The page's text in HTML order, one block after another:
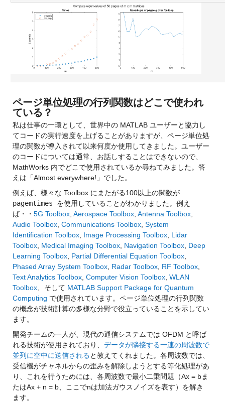
ページ単位処理の行列関数はどこで使われ
ている？
私は仕事の一環として、世界中の MATLAB ユーザーと協力し
てコードの実行速度を上げることがありますが、ページ単位処
理の関数が導入されて以来何度か使用してきました。ユーザー
のコードについては通常、お話しすることはできないので、
MathWorks 内でどこで使用されているか尋ねてみました。答
えは「Almost everywhere!」でした。
例えば、様々な Toolbox にまたがる100以上の関数が
pagemtimes を使用していることがわかりました。例え
ば・・ 5G Toolbox, Aerospace Toolbox, Antenna Toolbox
Audio Toolbox, Communications Toolbox, System
Identification Toolbox, Image Processing Toolbox, Lidar
Toolbox, Medical Imaging Toolbox, Navigation Toolbox, Deep
Learning Toolbox, Partial Differential Equation Toolbox
Phased Array System Toolbox, Radar Toolbox, RF Toolbox
Text Analytics Toolbox, Computer Vision Toolbox, WLAN
Toolbox、そして MATLAB Support Package for Quantum
Computing で使用されています。ページ単位処理の行列関数
の概念が技術計算の多様な分野で役立っていることを示してい
ます。
開発チームの一人が、現代の通信システムでは OFDM と呼ば
れる技術が使用されており、 データが隣接する一連の周波数で
並列に空中に送信されると教えてくれました。各周波数では、
受信機がチャネルからの歪みを解除しようとする等化処理があ
り、これを行うためには、各周波数で最小二乗問題（Ax = bま
たはAx + n = b、ここでnは加法ガウスノイズを表す）を解き
ます。